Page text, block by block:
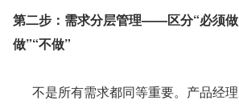
第二步：需求分层管理——区分“必须做
做”“不做”